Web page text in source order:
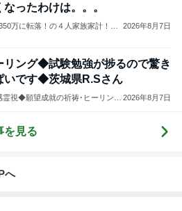
ったわけは。。。
万に転落！の４人家族家計！！
2026年8月7日
リング◆試験勉強が捗るので驚き
いです◆茨城県R.Sさん
視◆願望成就の祈祷･ヒーリン
2026年8月7日
を見る
へ